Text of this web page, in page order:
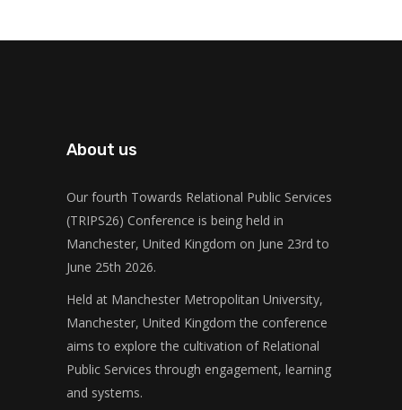
About us
Our fourth Towards Relational Public Services
(TRIPS26) Conference is being held in
Manchester, United Kingdom on June 23rd to
June 25th 2026.
Held at Manchester Metropolitan University,
Manchester, United Kingdom the conference
aims to explore the cultivation of Relational
Public Services through engagement, learning
and systems.